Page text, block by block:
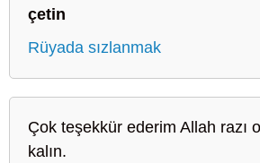
çetin
Rüyada sızlanmak
Çok teşekkür ederim Allah razı
kalın.